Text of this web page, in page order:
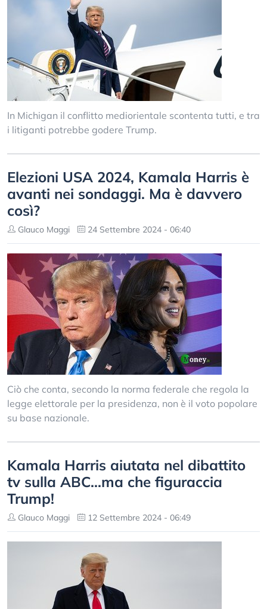
In Michigan il conflitto mediorientale scontenta tutti, e tra
i litiganti potrebbe godere Trump.
Elezioni USA 2024, Kamala Harris è
avanti nei sondaggi. Ma è davvero
così?
Glauco Maggi 24 Settembre 2024 - 06:40
Ciò che conta, secondo la norma federale che regola la
legge elettorale per la presidenza, non è il voto popolare
su base nazionale.
Kamala Harris aiutata nel dibattito
tv sulla ABC...ma che figuraccia
Trump!
Glauco Maggi 12 Settembre 2024 - 06:49